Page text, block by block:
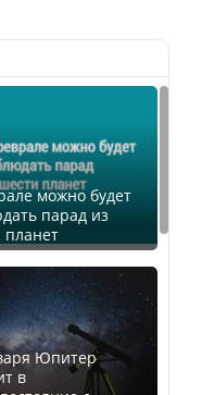
можно будет
парад из
планет
Юпитер
в